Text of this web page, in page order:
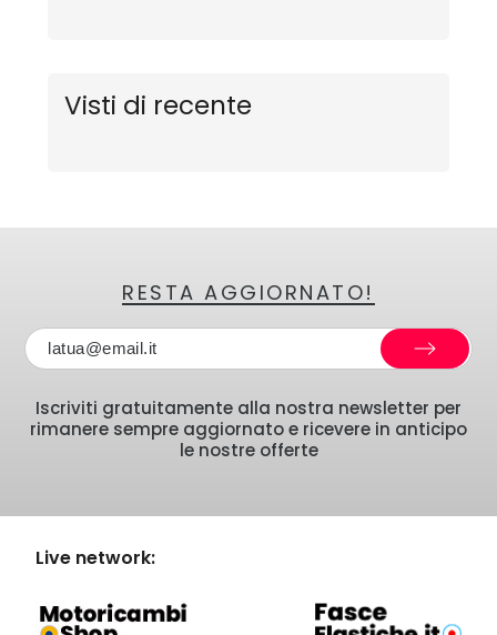
Visti di recente
RESTA AGGIORNATO!
Iscriviti gratuitamente alla nostra newsletter per
rimanere sempre aggiornato e ricevere in anticipo
le nostre offerte
Live network: